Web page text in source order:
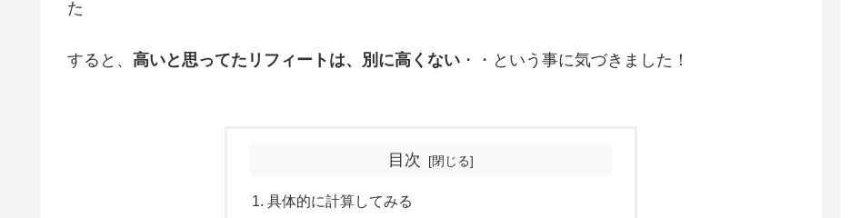
た
すると、 高いと思ってたリフィートは、別に高くない ・・という事に気づきました！
目次
具体的に計算してみる